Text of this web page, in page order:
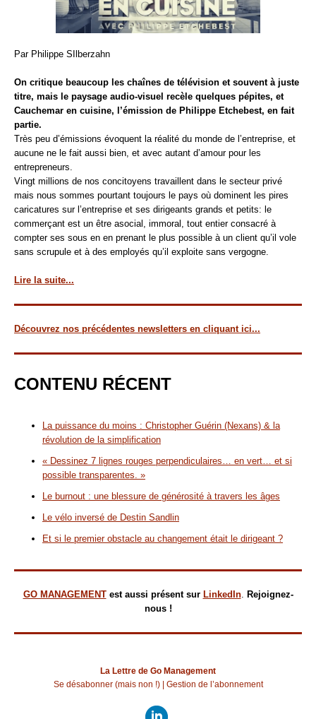
Par Philippe SIlberzahn
On critique beaucoup les chaînes de télévision et souvent à juste
titre, mais le paysage audio-visuel recèle quelques pépites, et
Cauchemar en cuisine, l’émission de Philippe Etchebest, en fait
partie.
Très peu d’émissions évoquent la réalité du monde de l’entreprise, et
aucune ne le fait aussi bien, et avec autant d’amour pour les
entrepreneurs.
Vingt millions de nos concitoyens travaillent dans le secteur privé
mais nous sommes pourtant toujours le pays où dominent les pires
caricatures sur l’entreprise et ses dirigeants grands et petits: le
commerçant est un être asocial, immoral, tout entier consacré à
compter ses sous en en prenant le plus possible à un client qu’il vole
sans scrupule et à des employés qu’il exploite sans vergogne.
Lire la suite...
Découvrez nos précédentes newsletters en cliquant ici...
CONTENU RÉCENT
La puissance du moins : Christopher Guérin (Nexans) & la
révolution de la simplification
« Dessinez 7 lignes rouges perpendiculaires… en vert… et si
possible transparentes. »
Le burnout : une blessure de générosité à travers les âges
Le vélo inversé de Destin Sandlin
Et si le premier obstacle au changement était le dirigeant ?
GO MANAGEMENT est aussi présent sur LinkedIn. Rejoignez-
nous !
La Lettre de Go Management
Se désabonner (mais non !)
Gestion de l’abonnement